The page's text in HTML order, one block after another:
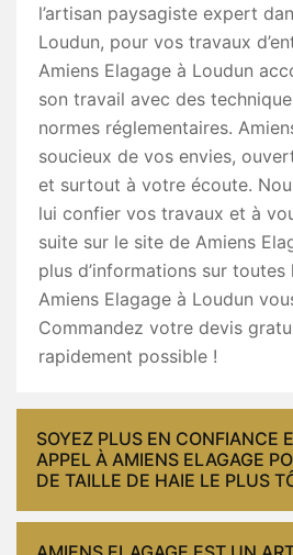
l’artisan paysagiste expert
Loudun, pour vos travaux
Amiens Elagage à Loudun
son travail avec des
normes réglementaires.
soucieux de vos envies,
et surtout à votre écoute.
lui confier vos travaux et à
suite sur le site de Amiens
plus d’informations sur
Amiens Elagage à Loudun
Commandez votre devis
rapidement possible !
SOYEZ PLUS EN CONFIANCE
APPEL À AMIENS ELAGAGE
DE TAILLE DE HAIE LE PLUS